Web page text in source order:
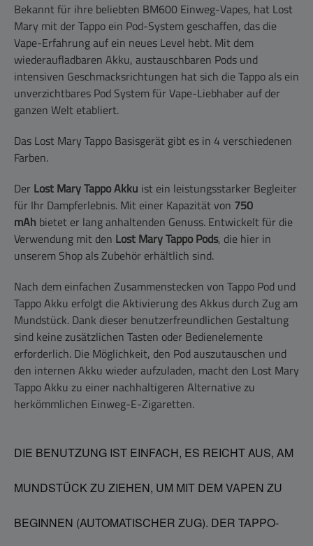
Bekannt für ihre beliebten BM600 Einweg-Vapes, hat Lost
Mary mit der Tappo ein Pod-System geschaffen, das die
Vape-Erfahrung auf ein neues Level hebt. Mit dem
wiederaufladbaren Akku, austauschbaren Pods und
intensiven Geschmacksrichtungen hat sich die Tappo als ein
unverzichtbares Pod System für Vape-Liebhaber auf der
ganzen Welt etabliert.
Das Lost Mary Tappo Basisgerät gibt es in 4 verschiedenen
Farben.
Der Lost Mary Tappo Akku ist ein leistungsstarker Begleiter
für Ihr Dampferlebnis. Mit einer Kapazität von 750
mAh bietet er lang anhaltenden Genuss. Entwickelt für die
Verwendung mit den Lost Mary Tappo Pods, die hier in
unserem Shop als Zubehör erhältlich sind.
Nach dem einfachen Zusammenstecken von Tappo Pod und
Tappo Akku erfolgt die Aktivierung des Akkus durch Zug am
Mundstück. Dank dieser benutzerfreundlichen Gestaltung
sind keine zusätzlichen Tasten oder Bedienelemente
erforderlich. Die Möglichkeit, den Pod auszutauschen und
den internen Akku wieder aufzuladen, macht den Lost Mary
Tappo Akku zu einer nachhaltigeren Alternative zu
herkömmlichen Einweg-E-Zigaretten.
DIE BENUTZUNG IST EINFACH, ES REICHT AUS, AM
MUNDSTÜCK ZU ZIEHEN, UM MIT DEM VAPEN ZU
BEGINNEN (AUTOMATISCHER ZUG). DER TAPPO-